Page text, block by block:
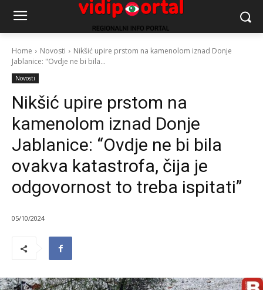
Home Novosti
Nikšić upire prstom na kamenolom iznad Donje
Jablanice: "Ovdje ne bi bila...
Novosti
Nikšić upire prstom na
kamenolom iznad Donje
Jablanice: “Ovdje ne bi bila
ovakva katastrofa, čija je
odgovornost to treba ispitati”
05/10/2024